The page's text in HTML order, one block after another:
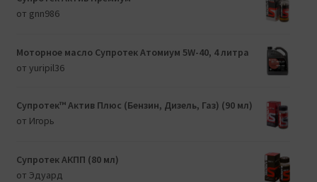
от gnn986
Моторное масло Супротек Атомиум 5W-40, 4 литра
от yuripil36
Супротек™ Актив Плюс (Бензин, Дизель, Газ) (90 мл)
от Игорь
Супротек АКПП (80 мл)
от Эдуард